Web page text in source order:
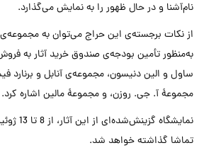
نام‌آشنا و در حال ظهور را به نمایش می‌گذارد.
از نکات برجسته‌ی این حراج می‌توان به مجموعه‌ی
به‌منظور تأمین بودجه‌ی صندوق خرید آثار به
ساول و الین دنیسون، مجموعه‌ی آنابل و برنارد
مجموعۀ آ. جی. روزن، و مجموعۀ مالین اشاره کرد.
نمایشگاه
تماشا گذاشته خواهد شد.